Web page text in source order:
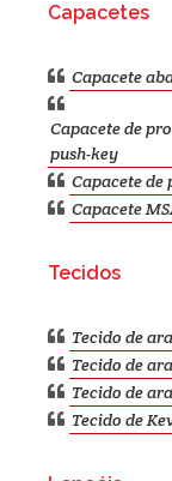
Capacetes
Capacete
Capacete de
push-key
Capacete de
Capacete
Tecidos
Tecido de
Tecido de
Tecido de
Tecido de